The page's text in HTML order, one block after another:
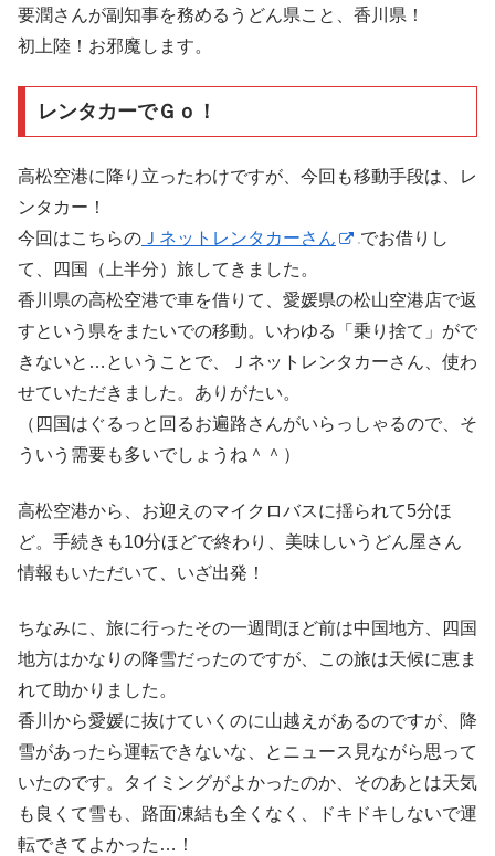
要潤さんが副知事を務めるうどん県こと、香川県！
初上陸！お邪魔します。
レンタカーでＧｏ！
高松空港に降り立ったわけですが、今回も移動手段は、レ
ンタカー！
今回はこちらの Ｊネットレンタカーさん
でお借りし
て、四国（上半分）旅してきました。
香川県の高松空港で車を借りて、愛媛県の松山空港店で返
すという県をまたいでの移動。いわゆる「乗り捨て」がで
きないと…ということで、Ｊネットレンタカーさん、使わ
せていただきました。ありがたい。
（四国はぐるっと回るお遍路さんがいらっしゃるので、そ
ういう需要も多いでしょうね＾＾）
高松空港から、お迎えのマイクロバスに揺られて5分ほ
ど。手続きも10分ほどで終わり、美味しいうどん屋さん
情報もいただいて、いざ出発！
ちなみに、旅に行ったその一週間ほど前は中国地方、四国
地方はかなりの降雪だったのですが、この旅は天候に恵ま
れて助かりました。
香川から愛媛に抜けていくのに山越えがあるのですが、降
雪があったら運転できないな、とニュース見ながら思って
いたのです。タイミングがよかったのか、そのあとは天気
も良くて雪も、路面凍結も全くなく、ドキドキしないで運
転できてよかった…！